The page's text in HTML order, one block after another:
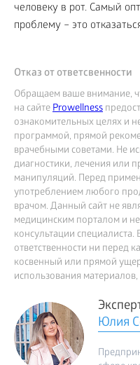
человеку в рот. Самый
проблему – это
Отказ от ответсвенности
Обращаем ваше внимание,
на сайтеProwellness
ознакомительных целях и
программой, прямой
врачебными советами. Не
диагностики, лечения или
манипуляций. Перед
употреблением любого
врачом. Данный сайт не
медицинским порталом и
консультации
ответственности ни перед
косвенный или прямой
использования
Юлия